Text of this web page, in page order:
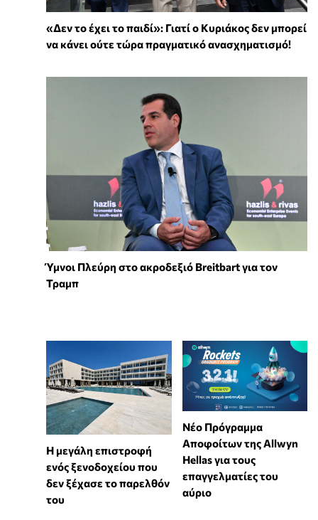
«Δεν το έχει το παιδί»: Γιατί ο Κυριάκος δεν μπορεί
να κάνει ούτε τώρα πραγματικό ανασχηματισμό!
Ύμνοι Πλεύρη στο ακροδεξιό Breitbart για τον
Τραμπ
Η μεγάλη επιστροφή
ενός ξενοδοχείου που
δεν ξέχασε το παρελθόν
του
Νέο Πρόγραμμα
Αποφοίτων της Allwyn
Hellas για τους
επαγγελματίες του
αύριο